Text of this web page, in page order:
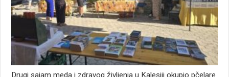
Drugi sajam meda i zdravog življenja u Kalesiji okupio pčelare